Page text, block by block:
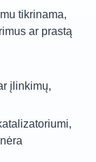
tikrinama,
ar prastą
įlinkimų,